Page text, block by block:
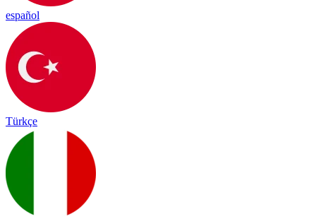
español
Türkçe